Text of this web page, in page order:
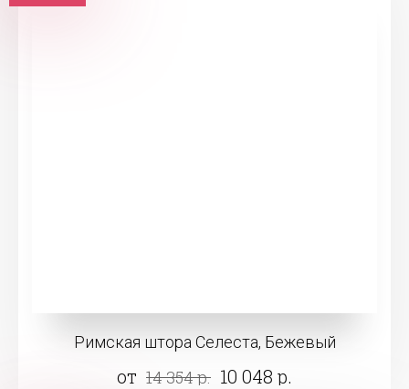
Римская штора Селеста, Бежевый
от 14 354 р. 10 048 р.